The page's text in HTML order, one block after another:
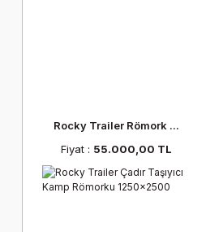
Rocky Trailer Römork ...
Fiyat : 55.000,00 TL